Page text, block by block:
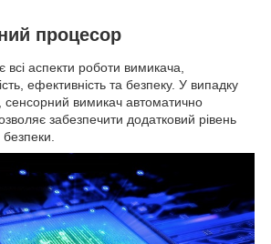
процесор
аспекти роботи вимикача,
ефективність та безпеку. У випадку
вимикач автоматично
забезпечити додатковий рівень